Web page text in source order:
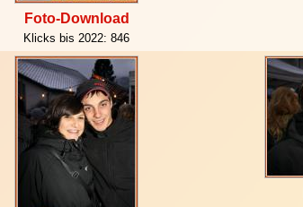
Foto-Download
Klicks bis 2022: 846